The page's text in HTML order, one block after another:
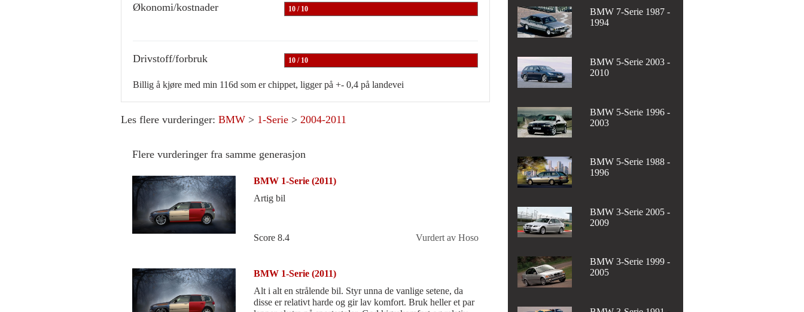
Økonomi/kostnader 10 / 10
Drivstoff/forbruk 10 / 10
Billig å kjøre med min 116d som er chippet, ligger på +- 0,4 på landevei
Les flere vurderinger: BMW > 1-Serie > 2004-2011
Flere vurderinger fra samme generasjon
BMW 1-Serie (2011)
Artig bil
Score 8.4 Vurdert av Hoso
BMW 1-Serie (2011)
Alt i alt en strålende bil. Styr unna de vanlige setene, da
disse er relativt harde og gir lav komfort. Bruk heller et par
BMW 7-Serie 1987 -
1994
BMW 5-Serie 2003 -
2010
BMW 5-Serie 1996 -
2003
BMW 5-Serie 1988 -
1996
BMW 3-Serie 2005 -
2009
BMW 3-Serie 1999 -
2005